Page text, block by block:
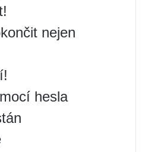
nejen
hesla